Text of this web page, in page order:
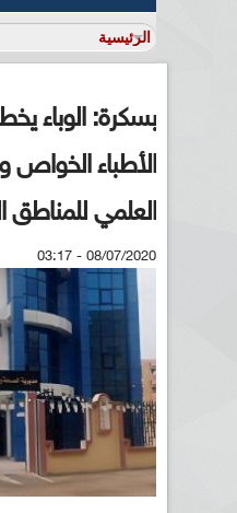
بسكرة: الوباء
الأطباء الخواص
العلمي للمناطق
08/07/2020 - 03:17